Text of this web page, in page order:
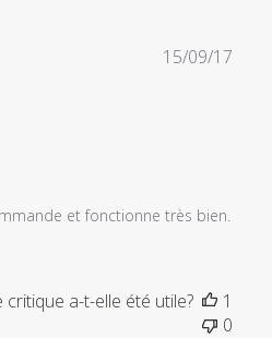
et fonctionne très bien.
15/09/17
critique a-t-elle été utile?
1
0